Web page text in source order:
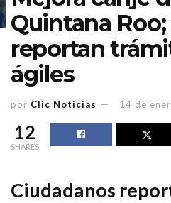
Quintana
reportan
ágiles
por Clic Noticias 14 de
12
SHARES
Ciudadanos